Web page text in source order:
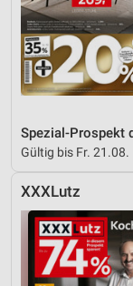
Gültig bis Fr. 21.08.
XXXLutz